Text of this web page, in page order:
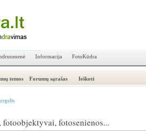
Informacija FotoKūdra
temos Forumų sąrašas Ieškoti
fotoobjektyvai, fotosenienos...